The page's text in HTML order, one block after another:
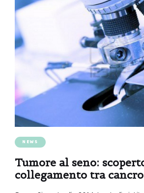
NEWS
Tumore al seno:
collegamento tra